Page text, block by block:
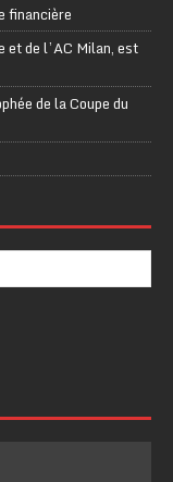
financière
et de l’AC Milan, est
de la Coupe du